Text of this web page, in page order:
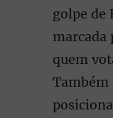
golpe de
marcada
quem
Também